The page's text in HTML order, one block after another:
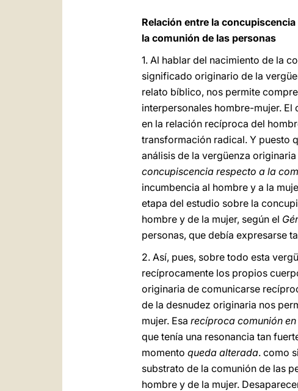
Relación entre la concupiscencia
la comunión de las personas
1. Al hablar del nacimiento de la
significado originario de la
relato bíblico, nos permite
interpersonales hombre-mujer. El
en la relación recíproca del
transformación radical. Y puesto
análisis de la vergüenza
concupiscencia respecto a la
incumbencia al hombre y a la
etapa del estudio sobre la
hombre y de la mujer, según el
personas, que debía expresarse
2. Así, pues, sobre todo esta
recíprocamente los propios
originaria de comunicarse
de la desnudez originaria nos
mujer. Esa recíproca comunión
que tenía una resonancia tan
momento queda alterada. como
substrato de la comunión de las
hombre y de la mujer.